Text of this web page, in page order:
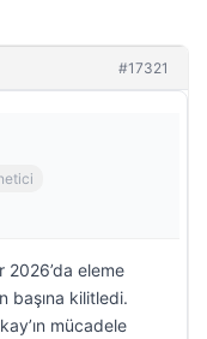
#17321
2026’da eleme
başına kilitledi.
mücadele